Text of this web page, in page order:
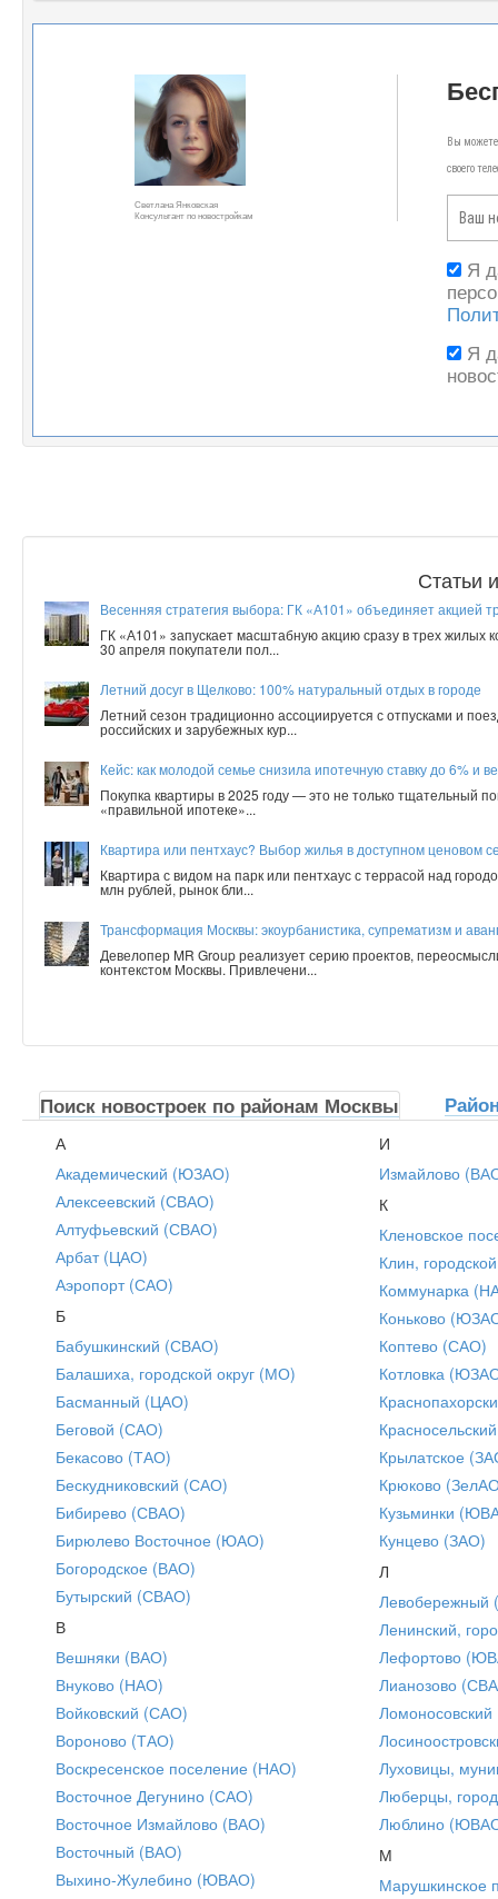
Светлана Янковская
Консультант по новостройкам
Вы
своего
Я
Я
Статьи
Весенняя стратегия выбора: ГК «А101» объединяет акцией
ГК «А101» запускает масштабную акцию сразу в трех
30 апреля покупатели пол...
Летний досуг в Щелково: 100% натуральный отдых в городе
Летний сезон традиционно ассоциируется с отпусками и
российских и зарубежных кур...
Кейс: как молодой семье снизила ипотечную ставку до 6% и
Покупка квартиры в 2025 году — это не только тщательный
«правильной ипотеке»...
Квартира или пентхаус? Выбор жилья в доступном ценовом
Квартира с видом на парк или пентхаус с террасой над
млн рублей, рынок бли...
Трансформация Москвы: экоурбанистика, супрематизм и
Девелопер MR Group реализует серию проектов,
контекстом Москвы. Привлечени...
Поиск новостроек по районам Москвы
А
Академический (ЮЗАО)
Алексеевский (СВАО)
Алтуфьевский (СВАО)
Арбат (ЦАО)
Аэропорт (САО)
Б
Бабушкинский (СВАО)
Балашиха, городской округ (МО)
Басманный (ЦАО)
Беговой (САО)
Бекасово (ТАО)
Бескудниковский (САО)
Бибирево (СВАО)
Бирюлево Восточное (ЮАО)
Богородское (ВАО)
Бутырский (СВАО)
В
Вешняки (ВАО)
Внуково (НАО)
Войковский (САО)
Вороново (ТАО)
Воскресенское поселение (НАО)
Восточное Дегунино (САО)
Восточное Измайлово (ВАО)
Восточный (ВАО)
Выхино-Жулебино (ЮВАО)
И
Измайлово
К
Кленовское
Клин,
Коммунарка
Коньково
Коптево (САО)
Котловка
Крылатское
Крюково
Кузьминки
Кунцево (ЗАО)
Л
Ленинский,
Лефортово
Лианозово
Луховицы,
Люберцы,
Люблино
М
Марушкинское